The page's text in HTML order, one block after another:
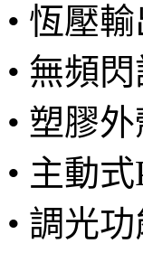
• 恆壓
• 無頻
• 塑膠
• 主動
• 調光